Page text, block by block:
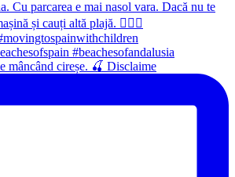
mâncând cireșe. 🍒 Disclaime